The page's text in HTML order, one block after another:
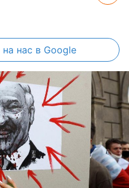
на нас в Google